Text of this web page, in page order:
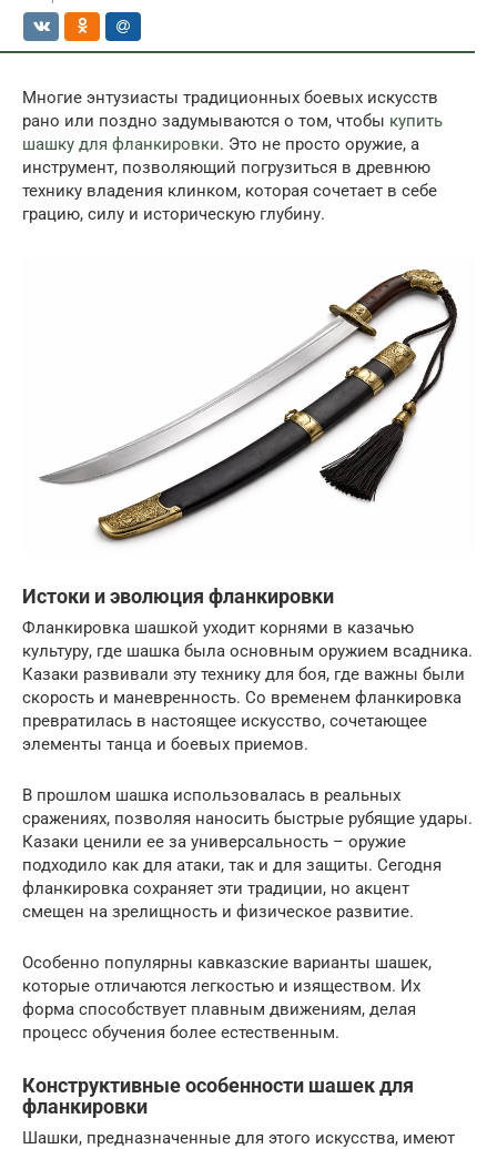
Многие энтузиасты традиционных боевых искусств
рано или поздно задумываются о том, чтобы купить
шашку для фланкировки. Это не просто оружие, а
инструмент, позволяющий погрузиться в древнюю
технику владения клинком, которая сочетает в себе
грацию, силу и историческую глубину.
Истоки и эволюция фланкировки
Фланкировка шашкой уходит корнями в казачью
культуру, где шашка была основным оружием всадника.
Казаки развивали эту технику для боя, где важны были
скорость и маневренность. Со временем фланкировка
превратилась в настоящее искусство, сочетающее
элементы танца и боевых приемов.
В прошлом шашка использовалась в реальных
сражениях, позволяя наносить быстрые рубящие удары.
Казаки ценили ее за универсальность – оружие
подходило как для атаки, так и для защиты. Сегодня
фланкировка сохраняет эти традиции, но акцент
смещен на зрелищность и физическое развитие.
Особенно популярны кавказские варианты шашек,
которые отличаются легкостью и изяществом. Их
форма способствует плавным движениям, делая
процесс обучения более естественным.
Конструктивные особенности шашек для
фланкировки
Шашки, предназначенные для этого искусства, имеют